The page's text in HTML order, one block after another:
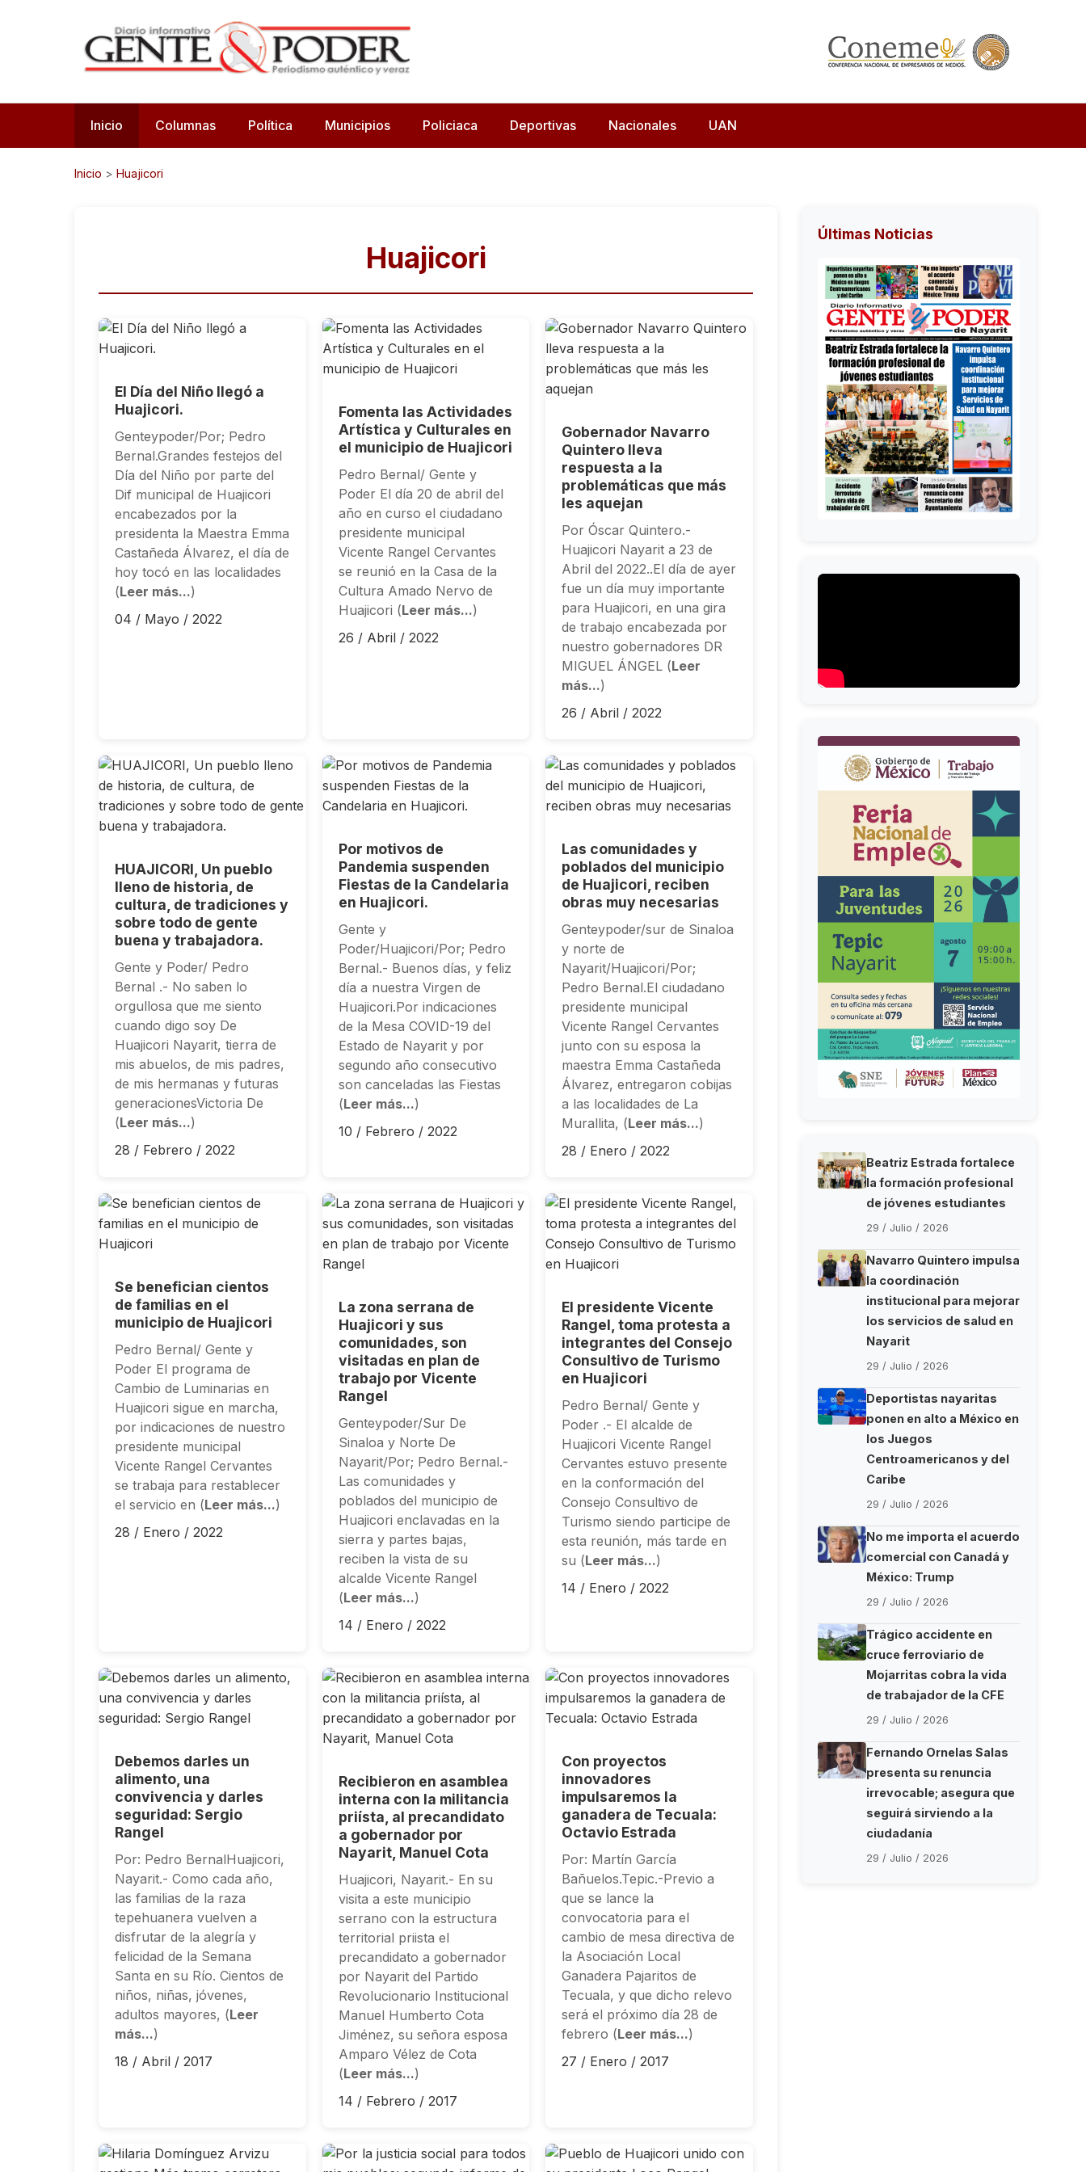
Inicio Columnas Política Municipios Policiaca Deportivas Nacionales UAN
Inicio > Huajicori
Huajicori
El Día del Niño llegó a
Huajicori.
Genteypoder/Por; Pedro
Bernal.Grandes festejos del
Día del Niño por parte del
Dif municipal de Huajicori
encabezados por la
presidenta la Maestra Emma
Castañeda Álvarez, el día de
hoy tocó en las localidades
(Leer más...)
04 / Mayo / 2022
Fomenta las Actividades
Artística y Culturales en
el municipio de Huajicori
Pedro Bernal/ Gente y
Poder El día 20 de abril del
año en curso el ciudadano
presidente municipal
Vicente Rangel Cervantes
se reunió en la Casa de la
Cultura Amado Nervo de
Huajicori (Leer más...)
26 / Abril / 2022
Gobernador Navarro
Quintero lleva
respuesta a la
problemáticas que más
les aquejan
Por Óscar Quintero.-
Huajicori Nayarit a 23 de
Abril del 2022..El día de ayer
fue un día muy importante
para Huajicori, en una gira
de trabajo encabezada por
nuestro gobernadores DR
MIGUEL ÁNGEL (Leer
más...)
26 / Abril / 2022
HUAJICORI, Un pueblo
lleno de historia, de
cultura, de tradiciones y
sobre todo de gente
buena y trabajadora.
Gente y Poder/ Pedro
Bernal .- No saben lo
orgullosa que me siento
cuando digo soy De
Huajicori Nayarit, tierra de
mis abuelos, de mis padres,
de mis hermanas y futuras
generacionesVictoria De
(Leer más...)
28 / Febrero / 2022
Por motivos de
Pandemia suspenden
Fiestas de la Candelaria
en Huajicori.
Gente y
Poder/Huajicori/Por; Pedro
Bernal.- Buenos días, y feliz
día a nuestra Virgen de
Huajicori.Por indicaciones
de la Mesa COVID-19 del
Estado de Nayarit y por
segundo año consecutivo
son canceladas las Fiestas
(Leer más...)
10 / Febrero / 2022
Las comunidades y
poblados del municipio
de Huajicori, reciben
obras muy necesarias
Genteypoder/sur de Sinaloa
y norte de
Nayarit/Huajicori/Por;
Pedro Bernal.El ciudadano
presidente municipal
Vicente Rangel Cervantes
junto con su esposa la
maestra Emma Castañeda
Álvarez, entregaron cobijas
a las localidades de La
Murallita, (Leer más...)
28 / Enero / 2022
Se benefician cientos
de familias en el
municipio de Huajicori
Pedro Bernal/ Gente y
Poder El programa de
Cambio de Luminarias en
Huajicori sigue en marcha,
por indicaciones de nuestro
presidente municipal
Vicente Rangel Cervantes
se trabaja para restablecer
el servicio en (Leer más...)
28 / Enero / 2022
La zona serrana de
Huajicori y sus
comunidades, son
visitadas en plan de
trabajo por Vicente
Rangel
Genteypoder/Sur De
Sinaloa y Norte De
Nayarit/Por; Pedro Bernal.-
Las comunidades y
poblados del municipio de
Huajicori enclavadas en la
sierra y partes bajas,
reciben la vista de su
alcalde Vicente Rangel
(Leer más...)
14 / Enero / 2022
El presidente Vicente
Rangel, toma protesta a
integrantes del Consejo
Consultivo de Turismo
en Huajicori
Pedro Bernal/ Gente y
Poder .- El alcalde de
Huajicori Vicente Rangel
Cervantes estuvo presente
en la conformación del
Consejo Consultivo de
Turismo siendo participe de
esta reunión, más tarde en
su (Leer más...)
14 / Enero / 2022
Debemos darles un
alimento, una
convivencia y darles
seguridad: Sergio
Rangel
Por: Pedro BernalHuajicori,
Nayarit.- Como cada año,
las familias de la raza
tepehuanera vuelven a
disfrutar de la alegría y
felicidad de la Semana
Santa en su Río. Cientos de
niños, niñas, jóvenes,
adultos mayores, (Leer
más...)
18 / Abril / 2017
Recibieron en asamblea
interna con la militancia
priísta, al precandidato
a gobernador por
Nayarit, Manuel Cota
Huajicori, Nayarit.- En su
visita a este municipio
serrano con la estructura
territorial priista el
precandidato a gobernador
por Nayarit del Partido
Revolucionario Institucional
Manuel Humberto Cota
Jiménez, su señora esposa
Amparo Vélez de Cota
(Leer más...)
14 / Febrero / 2017
Con proyectos
innovadores
impulsaremos la
ganadera de Tecuala:
Octavio Estrada
Por: Martín García
Bañuelos.Tepic.-Previo a
que se lance la
convocatoria para el
cambio de mesa directiva de
la Asociación Local
Ganadera Pajaritos de
Tecuala, y que dicho relevo
será el próximo día 28 de
febrero (Leer más...)
27 / Enero / 2017
Últimas Noticias
Beatriz Estrada fortalece
la formación profesional
de jóvenes estudiantes
29 / Julio / 2026
Navarro Quintero impulsa
la coordinación
institucional para mejorar
los servicios de salud en
Nayarit
29 / Julio / 2026
Deportistas nayaritas
ponen en alto a México en
los Juegos
Centroamericanos y del
Caribe
29 / Julio / 2026
No me importa el acuerdo
comercial con Canadá y
México: Trump
29 / Julio / 2026
Trágico accidente en
cruce ferroviario de
Mojarritas cobra la vida
de trabajador de la CFE
29 / Julio / 2026
Fernando Ornelas Salas
presenta su renuncia
irrevocable; asegura que
seguirá sirviendo a la
ciudadanía
29 / Julio / 2026